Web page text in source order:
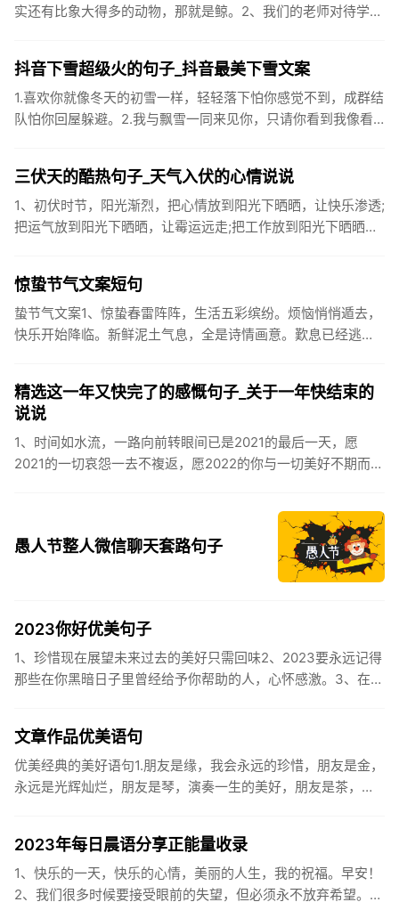
实还有比象大得多的动物，那就是鲸。2、我们的老师对待学生
抖音下雪超级火的句子_抖音最美下雪文案
1.喜欢你就像冬天的初雪一样，轻轻落下怕你感觉不到，成群结
队怕你回屋躲避。2.我与飘雪一同来见你，只请你看到我像看
三伏天的酷热句子_天气入伏的心情说说
1、初伏时节，阳光渐烈，把心情放到阳光下晒晒，让快乐渗透;
把运气放到阳光下晒晒，让霉运远走;把工作放到阳光下晒晒，
惊蛰节气文案短句
蛰节气文案1、惊蛰春雷阵阵，生活五彩缤纷。烦恼悄悄遁去，
快乐开始降临。新鲜泥土气息，全是诗情画意。歎息已经逃
精选这一年又快完了的感慨句子_关于一年快结束的
说说
1、时间如水流，一路向前转眼间已是2021的最后一天，愿
2021的一切哀怨一去不複返，愿2022的你与一切美好不期而
愚人节整人微信聊天套路句子
2023你好优美句子
1、珍惜现在展望未来过去的美好只需回味2、2023要永远记得
那些在你黑暗日子里曾经给予你帮助的人，心怀感激。3、在苦
文章作品优美语句
优美经典的美好语句1.朋友是缘，我会永远的珍惜，朋友是金，
永远是光辉灿烂，朋友是琴，演奏一生的美好，朋友是茶，品
2023年每日晨语分享正能量收录
1、快乐的一天，快乐的心情，美丽的人生，我的祝福。早安！
2、我们很多时候要接受眼前的失望，但必须永不放弃希望。早